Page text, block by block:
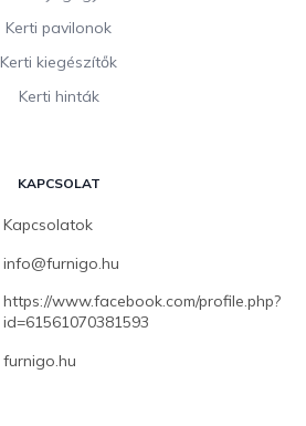
Kerti pavilonok
Kerti kiegészítők
Kerti hinták
KAPCSOLAT
Kapcsolatok
info@furnigo.hu
https://www.facebook.com/profile.php?
id=61561070381593
furnigo.hu